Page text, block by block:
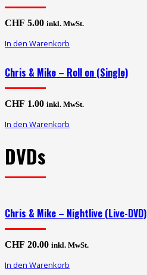
CHF 5.00 inkl. MwSt.
In den Warenkorb
Chris & Mike – Roll on (Single)
CHF 1.00 inkl. MwSt.
In den Warenkorb
DVDs
Chris & Mike – Nightlive (Live-DVD)
CHF 20.00 inkl. MwSt.
In den Warenkorb